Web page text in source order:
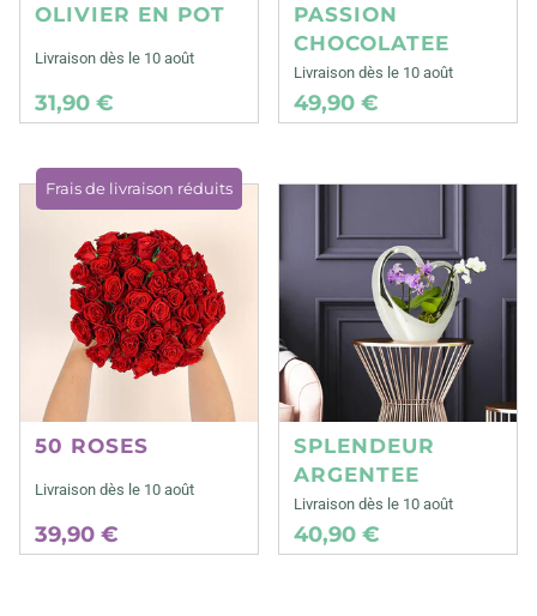
OLIVIER EN POT
Livraison dès le 10 août
31,90 €
PASSION
CHOCOLATEE
Livraison dès le 10 août
49,90 €
Frais de livraison réduits
50 ROSES
Livraison dès le 10 août
39,90 €
SPLENDEUR
ARGENTEE
Livraison dès le 10 août
40,90 €